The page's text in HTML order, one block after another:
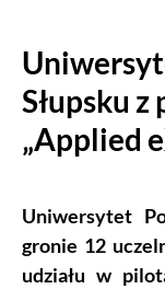
Słupsku
„Applied
Uniwersytet
gronie 12
udziału w